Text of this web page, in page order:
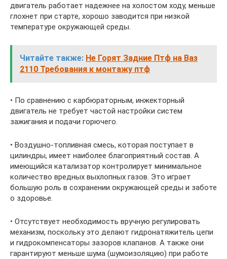
двигатель работает надежнее на холостом ходу, меньше
глохнет при старте, хорошо заводится при низкой
температуре окружающей среды.
Читайте также: Не Горят Задние Птф на Ваз
2110 Требования к монтажу птф
• По сравнению с карбюраторным, инжекторный
двигатель не требует частой настройки систем
зажигания и подачи горючего.
• Воздушно-топливная смесь, которая поступает в
цилиндры, имеет наиболее благоприятный состав. А
имеющийся катализатор контролирует минимальное
количество вредных выхлопных газов. Это играет
большую роль в сохранении окружающей среды и заботе
о здоровье.
• Отсутствует необходимость вручную регулировать
механизм, поскольку это делают гидронатяжитель цепи
и гидрокомпенсаторы зазоров клапанов. А также они
гарантируют меньше шума (шумоизоляцию) при работе